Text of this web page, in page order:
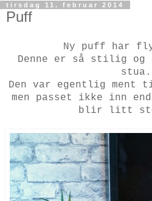
tirsdag 11. februar 2014
Puff
Ny puff har
Denne er så stilig
stua.
Den var egentlig ment
men passet ikke inn
blir litt